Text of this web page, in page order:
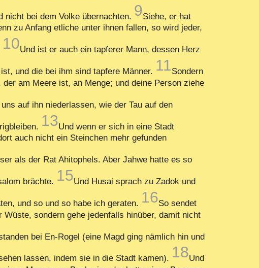
nicht bei dem Volke übernachten. 9Siehe, er hat
zu Anfang etliche unter ihnen fallen, so wird jeder,
10Und ist er auch ein tapferer Mann, dessen Herz
und die bei ihm sind tapfere Männer. 11Sondern
am Meere ist, an Menge; und deine Person ziehe
auf ihn niederlassen, wie der Tau auf den
13Und wenn er sich in eine Stadt
auch nicht ein Steinchen mehr gefunden
als der Rat Ahitophels. Aber Jahwe hatte es so
brächte. 15Und Husai sprach zu Zadok und
und so und so habe ich geraten. 16So sendet
sondern gehe jedenfalls hinüber, damit nicht
bei En-Rogel (eine Magd ging nämlich hin und
lassen, indem sie in die Stadt kamen). 18Und